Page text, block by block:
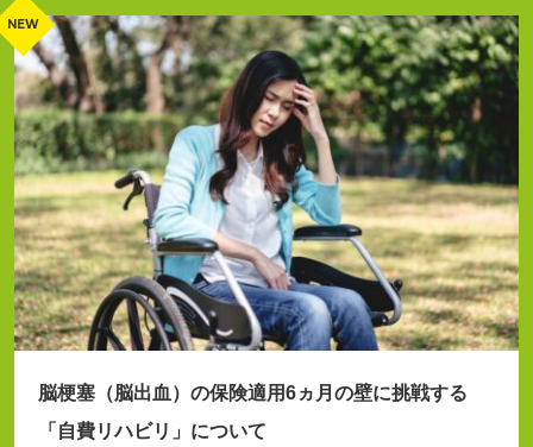
脳梗塞（脳出血）の保険適用6ヵ月の壁に挑戦する
「自費リハビリ」について